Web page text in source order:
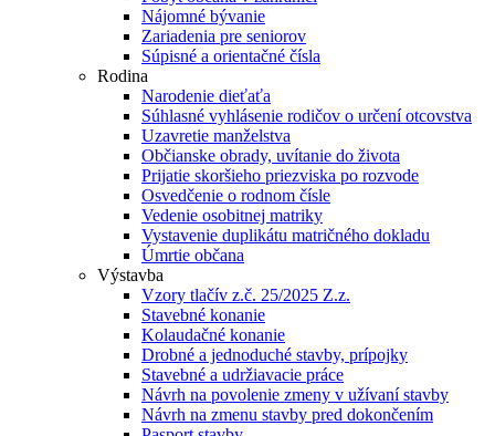
Nájomné bývanie
Zariadenia pre seniorov
Súpisné a orientačné čísla
Rodina
Narodenie dieťaťa
Súhlasné vyhlásenie rodičov o určení otcovstva
Uzavretie manželstva
Občianske obrady, uvítanie do života
Prijatie skoršieho priezviska po rozvode
Osvedčenie o rodnom čísle
Vedenie osobitnej matriky
Vystavenie duplikátu matričného dokladu
Úmrtie občana
Výstavba
Vzory tlačív z.č. 25/2025 Z.z.
Stavebné konanie
Kolaudačné konanie
Drobné a jednoduché stavby, prípojky
Stavebné a udržiavacie práce
Návrh na povolenie zmeny v užívaní stavby
Návrh na zmenu stavby pred dokončením